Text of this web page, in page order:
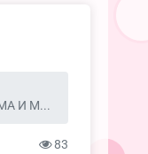
И М...
83